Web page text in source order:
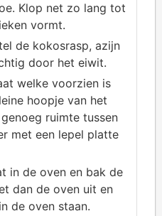
Klop net zo lang tot
vormt.
de kokosrasp, azijn
door het eiwit.
welke voorzien is
hoopje van het
ruimte tussen
met een lepel platte
in de oven en bak de
dan de oven uit en
de oven staan.